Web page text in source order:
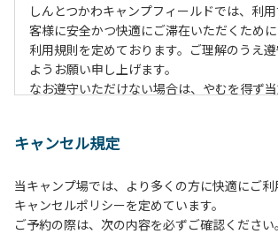
しんとつかわキャンプフィールドでは、利
客様に安全かつ快適にご滞在いただくため
利用規則を定めております。ご理解のうえ
ようお願い申し上げます。
なお遵守いただけない場合は、やむを得ず
【ご利用上の注意事項ならびに禁止事項】
２.安全管理上、お子様の単独での行動はご
３.調度品などの持ち出しはしないでください
４.午後10時以降の花火の使用は禁止です。
キャンセル規定
当キャンプ場では、より多くの方に快適にご利
キャンセルポリシーを定めています。
ご予約の際は、次の内容を必ずご確認ください。